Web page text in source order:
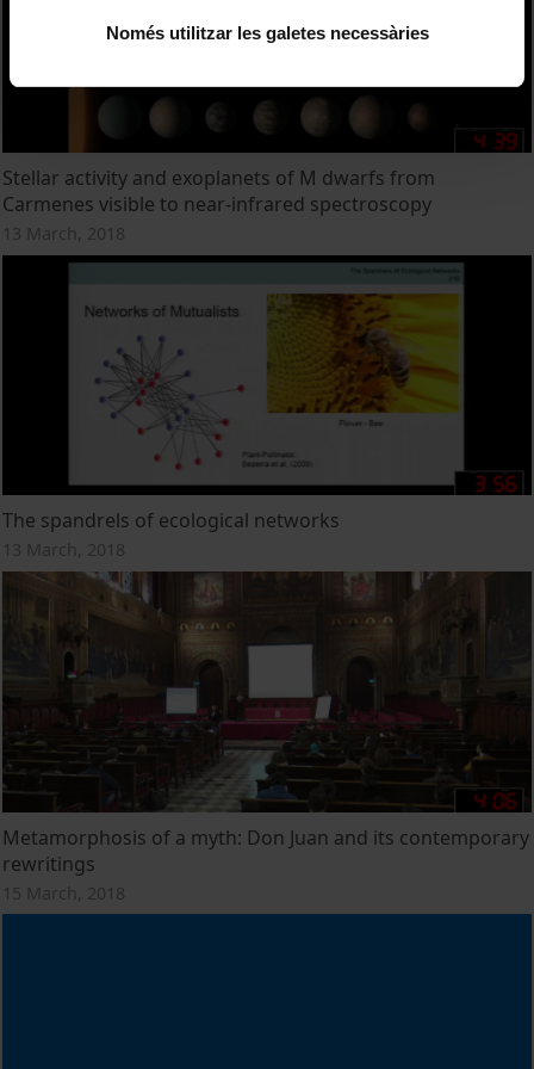
Només utilitzar les galetes necessàries
Stellar activity and exoplanets of M dwarfs from
Carmenes visible to near-infrared spectroscopy
13 March, 2018
The spandrels of ecological networks
13 March, 2018
Metamorphosis of a myth: Don Juan and its contemporary
rewritings
15 March, 2018